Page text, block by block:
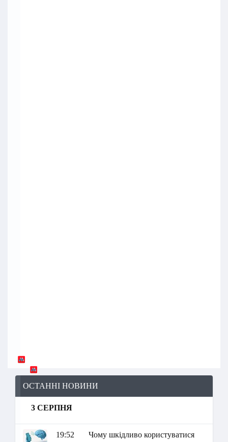
ОСТАННІ НОВИНИ
3 СЕРПНЯ
19:52
Чому шкідливо користуватися